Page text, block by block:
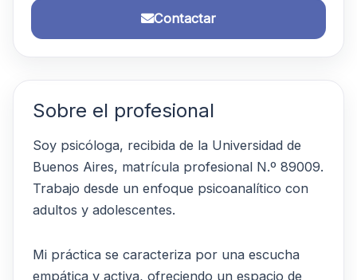
Contactar
Sobre el profesional
Soy psicóloga, recibida de la Universidad de
Buenos Aires, matrícula profesional N.º 89009.
Trabajo desde un enfoque psicoanalítico con
adultos y adolescentes.
Mi práctica se caracteriza por una escucha
empática y activa, ofreciendo un espacio de